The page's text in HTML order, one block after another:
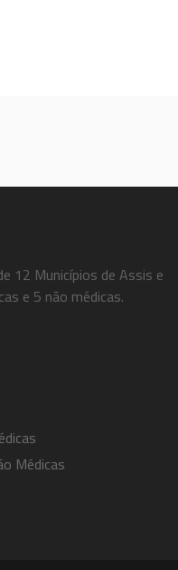
12 Municípios de Assis e
e 5 não médicas.
Médicas